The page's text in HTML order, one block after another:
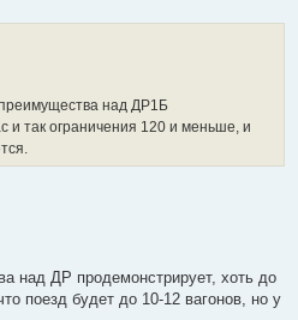
над ДР1Б
и так ограничения 120 и меньше, и
над ДР продемонстрирует, хоть до
поезд будет до 10-12 вагонов, но у